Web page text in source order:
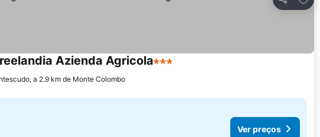
Partilhar
Azienda Agricola3 Estrelas
a 2.9 km de Monte Colombo
Ver preços